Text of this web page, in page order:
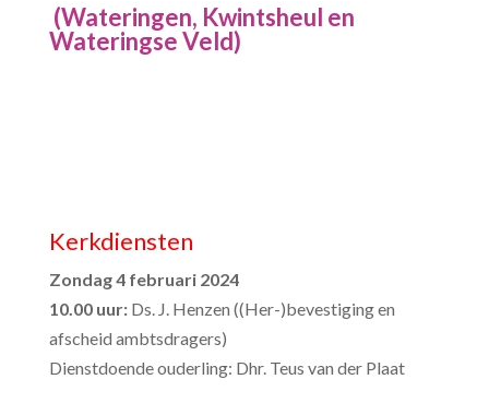
(Wateringen, Kwintsheul en
Wateringse Veld)
Kerkdiensten
Zondag 4 februari 2024
10.00 uur: Ds. J. Henzen ((Her-)bevestiging en
afscheid ambtsdragers)
Dienstdoende ouderling: Dhr. Teus van der Plaat